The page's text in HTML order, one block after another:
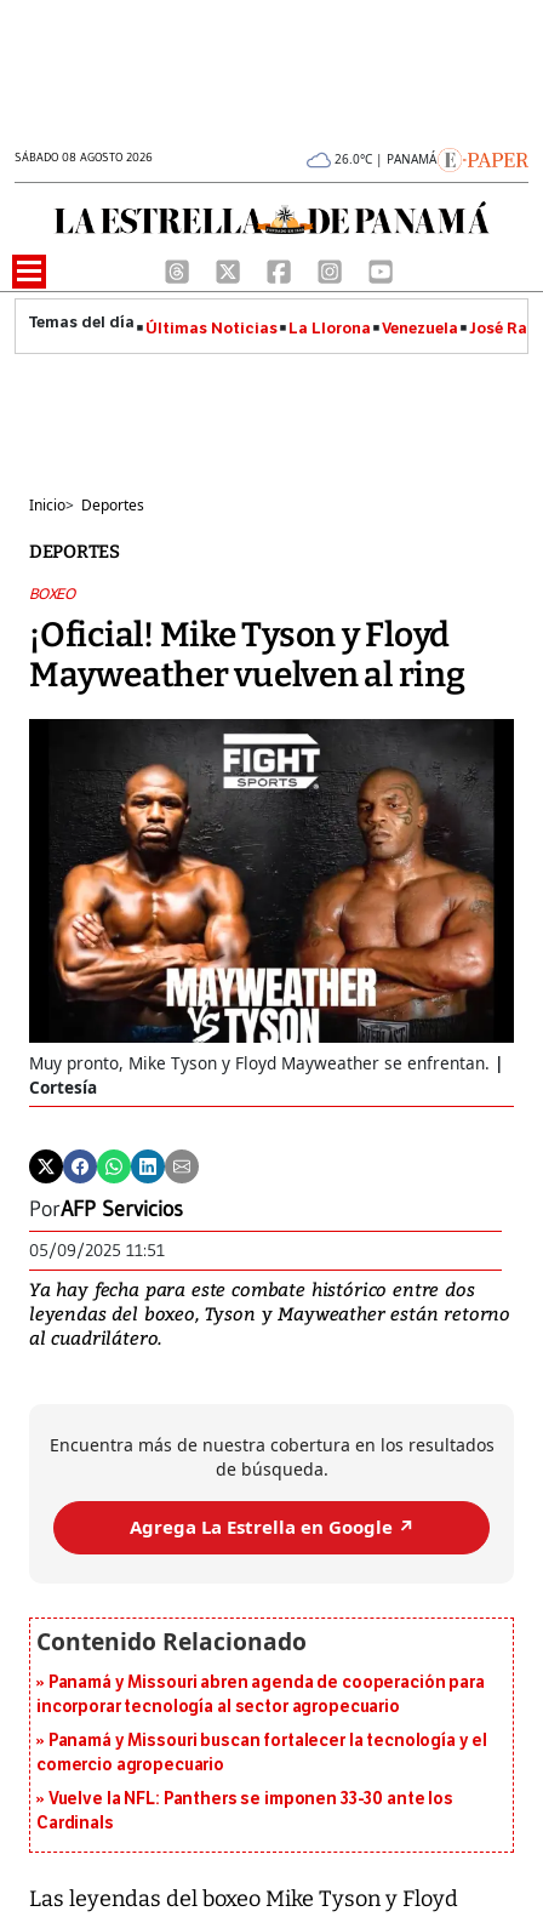
SÁBADO 08 AGOSTO 2026 26.0°C | PANAMÁ
Últimas Noticias La Llorona Venezuela José
Inicio> Deportes
DEPORTES
BOXEO
¡Oficial! Mike Tyson y Floyd
Mayweather vuelven al ring
Muy pronto, Mike Tyson y Floyd Mayweather se enfrentan.
Cortesía
PorAFP Servicios
05/09/2025 11:51
Ya hay fecha para este combate histórico entre dos
leyendas del boxeo, Tyson y Mayweather están retorno
al cuadrilátero.
Encuentra más de nuestra cobertura en los resultados
de búsqueda.
Agrega La Estrella en Google ↗️
Panamá y Missouri abren agenda de cooperación para
incorporar tecnología al sector agropecuario
Panamá y Missouri buscan fortalecer la tecnología y el
comercio agropecuario
Vuelve la NFL: Panthers se imponen 33-30 ante los
Cardinals
Las leyendas del boxeo Mike Tyson y Floyd